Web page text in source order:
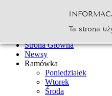
Strona Główna
Newsy
Ramówka
Poniedziałek
Wtorek
Środa
Ta strona